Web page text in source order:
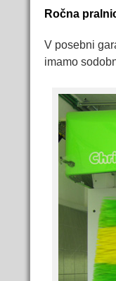
Ročna
V posebni
imamo